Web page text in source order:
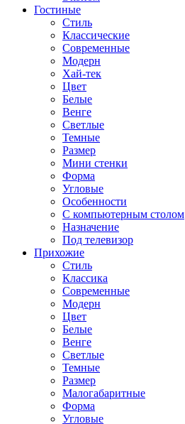
Гостиные
Стиль
Классические
Современные
Модерн
Хай-тек
Цвет
Белые
Венге
Светлые
Темные
Размер
Мини стенки
Форма
Угловые
Особенности
С компьютерным столом
Назначение
Под телевизор
Прихожие
Стиль
Классика
Современные
Модерн
Цвет
Белые
Венге
Светлые
Темные
Размер
Малогабаритные
Форма
Угловые